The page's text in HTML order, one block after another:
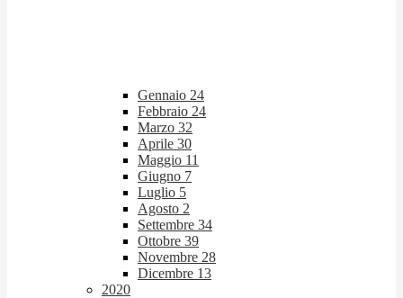
Gennaio 24
Febbraio 24
Marzo 32
Aprile 30
Maggio 11
Giugno 7
Luglio 5
Agosto 2
Settembre 34
Ottobre 39
Novembre 28
Dicembre 13
2020